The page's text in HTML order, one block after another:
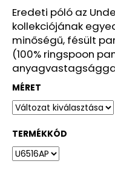
csillag.
Eredeti póló az
kollekciójának
minőségű, fésült
(100% ringspoon
MÉRET
TERMÉKKÓD